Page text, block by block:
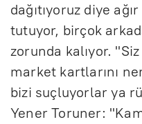
dağıtıyoruz diye
tutuyor, birçok
zorunda kalıyor.
market kartlarını
bizi suçluyorlar ya
Yener Toruner: